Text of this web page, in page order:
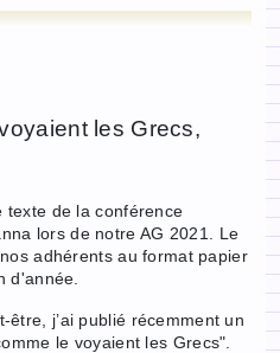
les Grecs,
texte de la conférence
lors de notre AG 2021. Le
adhérents au format papier
d'année.
j’ai publié récemment un
le voyaient les Grecs".